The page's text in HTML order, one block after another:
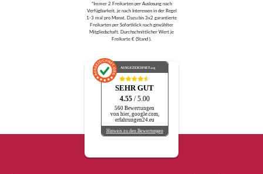
*Immer 2 Freikarten per Auslosung nach
Verfügbarkeit, je nach Interessen in der Regel
1-3 mal pro Monat. Dazu bis 3x2 garantierte
Freikarten per Sofortklick nach gewählter
Mitgliedschaft. Durchschnittlicher Wert je
Freikarte € (Stand ).
AUSGEZEICHNET.org
SEHR GUT
4.55 / 5.00
560 Bewertungen
von hier, google.com,
erfahrungen24.eu
Hinweis zu den Bewertungen